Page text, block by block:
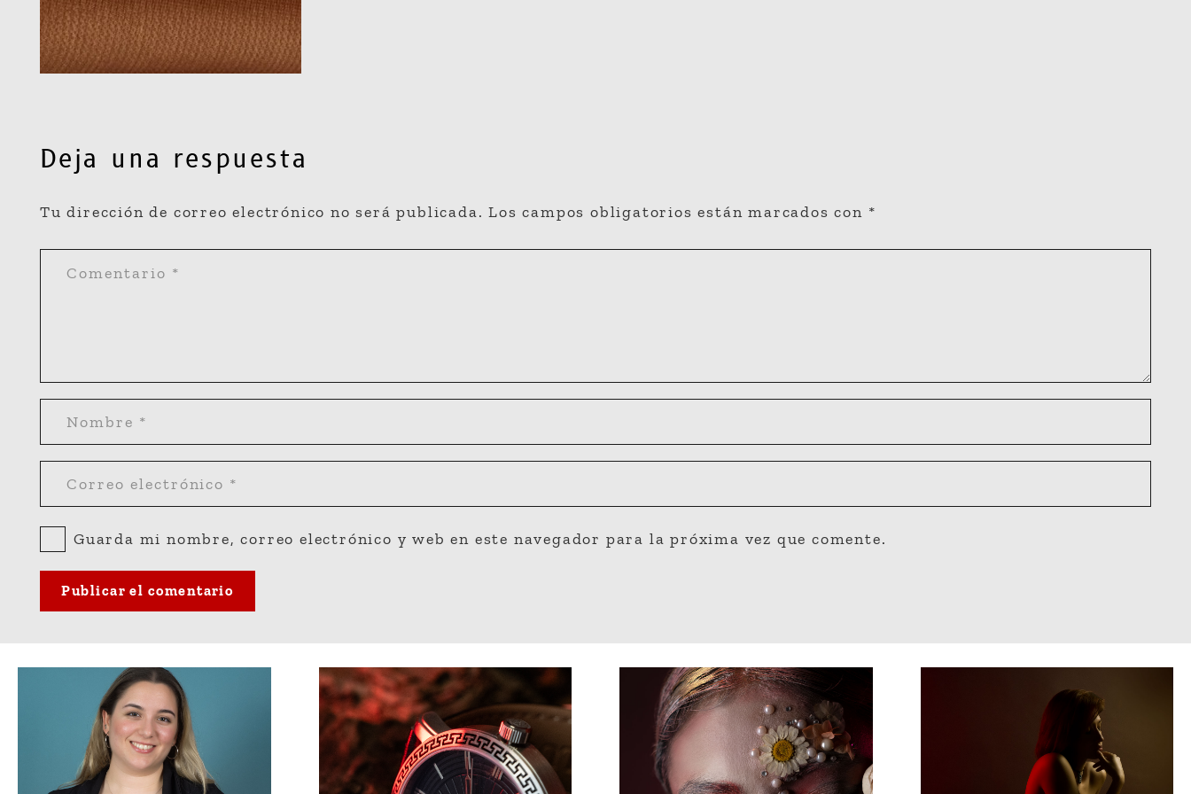
Deja una respuesta
Tu dirección de correo electrónico no será publicada. Los campos obligatorios están marcados con *
Guarda mi nombre, correo electrónico y web en este navegador para la próxima vez que comente.
Publicar el comentario